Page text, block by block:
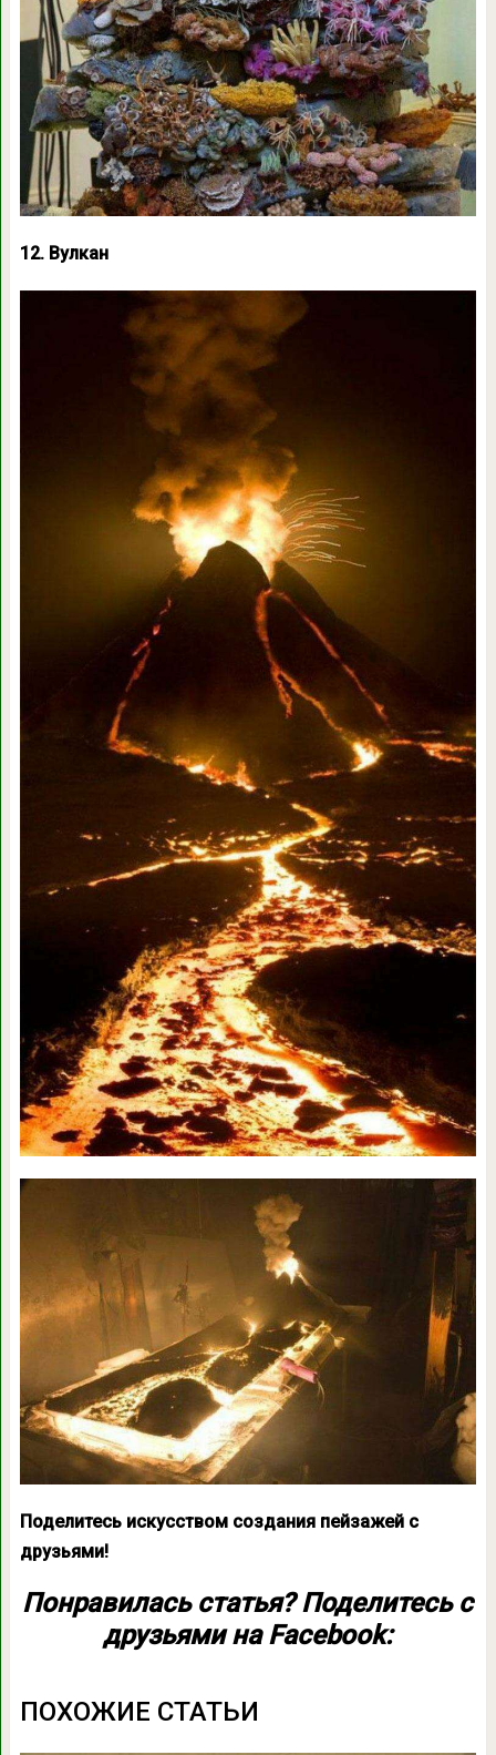
12. Вулкан
Поделитесь искусством создания пейзажей с
друзьями!
Понравилась статья? Поделитесь с
друзьями на Facebook:
ПОХОЖИЕ СТАТЬИ